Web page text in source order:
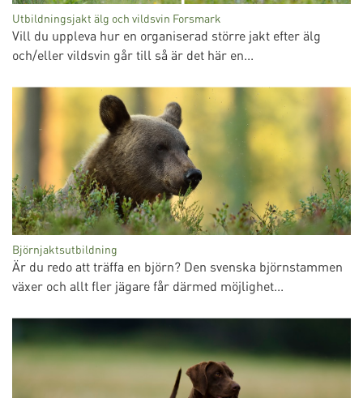
Utbildningsjakt älg och vildsvin Forsmark
Vill du uppleva hur en organiserad större jakt efter älg
och/eller vildsvin går till så är det här en...
Björnjaktsutbildning
Är du redo att träffa en björn? Den svenska björnstammen
växer och allt fler jägare får därmed möjlighet...